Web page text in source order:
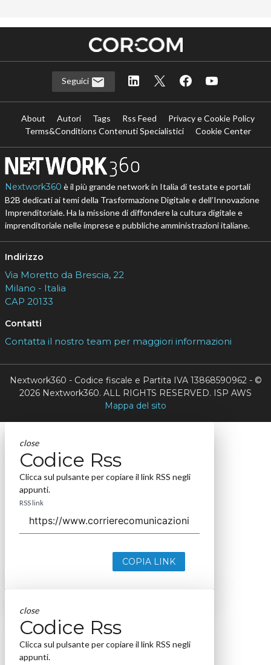
Seguici
About Autori Tags Rss Feed
Privacy e Cookie Policy
Terms&Conditions Contenuti Specialistici
Cookie Center
Nextwork360 è il più grande network in Italia di testate e portali
B2B dedicati ai temi della Trasformazione Digitale e dell’Innovazione
Imprenditoriale. Ha la missione di diffondere la cultura digitale e
imprenditoriale nelle imprese e pubbliche amministrazioni italiane.
Indirizzo
Via Moretto da Brescia, 22
Milano - Italia
CAP 20133
Contatti
Contatta il nostro team per maggiori informazioni
Nextwork360 - Codice fiscale e Partita IVA 13868590962 - ©
2026 Nextwork360. ALL RIGHTS RESERVED. ISP AWS
Mappa del sito
close
Codice Rss
Clicca sul pulsante per copiare il link RSS negli
appunti.
RSS link
COPIA LINK
close
Codice Rss
Clicca sul pulsante per copiare il link RSS negli
appunti.